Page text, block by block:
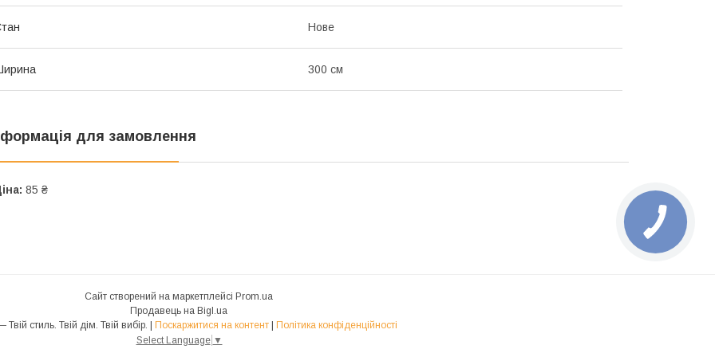
Нове
300 см
для замовлення
85 ₴
Сайт створений на маркетплейсі Prom.ua
Продавець на Bigl.ua
Поскаржитися на контент
Політика конфіденційності
Select Language ▼